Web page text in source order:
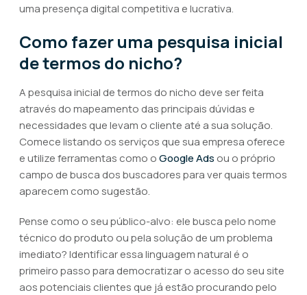
uma presença digital competitiva e lucrativa.
Como fazer uma pesquisa inicial
de termos do nicho?
A pesquisa inicial de termos do nicho deve ser feita
através do mapeamento das principais dúvidas e
necessidades que levam o cliente até a sua solução.
Comece listando os serviços que sua empresa oferece
e utilize ferramentas como oGoogle Ads ou o próprio
campo de busca dos buscadores para ver quais termos
aparecem como sugestão.
Pense como o seu público-alvo: ele busca pelo nome
técnico do produto ou pela solução de um problema
imediato? Identificar essa linguagem natural é o
primeiro passo para democratizar o acesso do seu site
aos potenciais clientes que já estão procurando pelo